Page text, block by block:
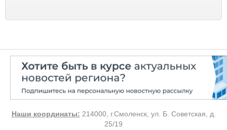
Наши координаты: 214000, г.Смоленск, ул. Б. Советская, д.
25/19